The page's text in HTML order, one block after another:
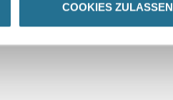
COOKIES ZULASSEN
DATENBLÄTTER